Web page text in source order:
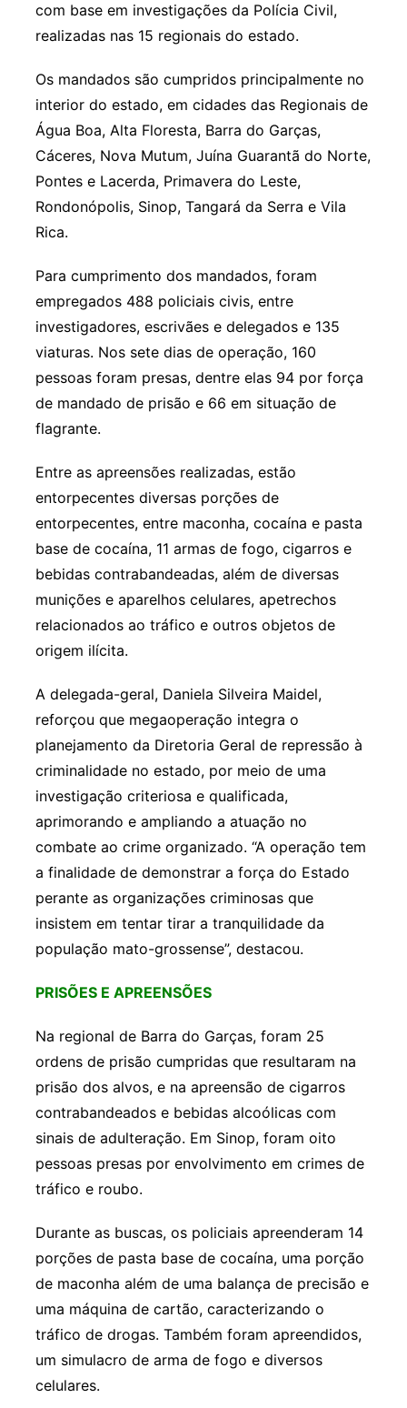
com base em investigações da Polícia Civil,
realizadas nas 15 regionais do estado.
Os mandados são cumpridos principalmente no
interior do estado, em cidades das Regionais de
Água Boa, Alta Floresta, Barra do Garças,
Cáceres, Nova Mutum, Juína Guarantã do Norte,
Pontes e Lacerda, Primavera do Leste,
Rondonópolis, Sinop, Tangará da Serra e Vila
Rica.
Para cumprimento dos mandados, foram
empregados 488 policiais civis, entre
investigadores, escrivães e delegados e 135
viaturas. Nos sete dias de operação, 160
pessoas foram presas, dentre elas 94 por força
de mandado de prisão e 66 em situação de
flagrante.
Entre as apreensões realizadas, estão
entorpecentes diversas porções de
entorpecentes, entre maconha, cocaína e pasta
base de cocaína, 11 armas de fogo, cigarros e
bebidas contrabandeadas, além de diversas
munições e aparelhos celulares, apetrechos
relacionados ao tráfico e outros objetos de
origem ilícita.
A delegada-geral, Daniela Silveira Maidel,
reforçou que megaoperação integra o
planejamento da Diretoria Geral de repressão à
criminalidade no estado, por meio de uma
investigação criteriosa e qualificada,
aprimorando e ampliando a atuação no
combate ao crime organizado. “A operação tem
a finalidade de demonstrar a força do Estado
perante as organizações criminosas que
insistem em tentar tirar a tranquilidade da
população mato-grossense”, destacou.
PRISÕES E APREENSÕES
Na regional de Barra do Garças, foram 25
ordens de prisão cumpridas que resultaram na
prisão dos alvos, e na apreensão de cigarros
contrabandeados e bebidas alcoólicas com
sinais de adulteração. Em Sinop, foram oito
pessoas presas por envolvimento em crimes de
tráfico e roubo.
Durante as buscas, os policiais apreenderam 14
porções de pasta base de cocaína, uma porção
de maconha além de uma balança de precisão e
uma máquina de cartão, caracterizando o
tráfico de drogas. Também foram apreendidos,
um simulacro de arma de fogo e diversos
celulares.